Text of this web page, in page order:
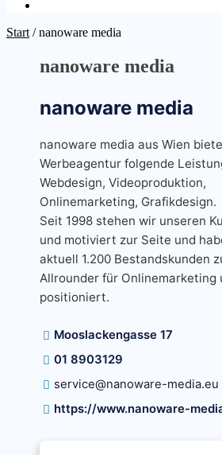
Start /nanoware media
nanoware media
nanoware media
nanoware media aus Wien
Werbeagentur folgende
Webdesign, Videoproduktion,
Onlinemarketing, Grafikdesign.
Seit 1998 stehen wir unseren
und motiviert zur Seite und
aktuell 1.200 Bestandskunden
Allrounder für Onlinemarketing
positioniert.
Mooslackengasse 17
01 8903129
service@nanoware-media.eu
https://www.nanoware-